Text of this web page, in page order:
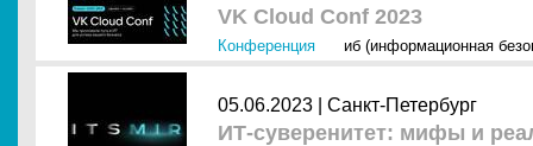
VK Cloud Conf 2023
Конференция иб (информационная
05.06.2023 | Санкт-Петербург
ИТ-суверенитет: мифы и